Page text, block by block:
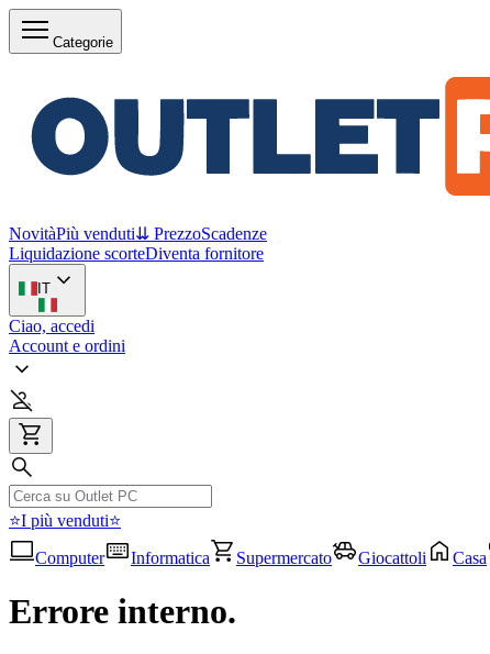
Categorie
NovitàPiù venduti⇊ PrezzoScadenze
Liquidazione scorteDiventa fornitore
IT
Ciao, accedi
Account e ordini
⭐I più venduti⭐
Computer
Informatica Supermercato Giocattoli Casa
Errore interno.